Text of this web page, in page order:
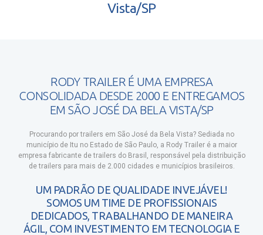
Vista/SP
RODY TRAILER É UMA EMPRESA
CONSOLIDADA DESDE 2000 E ENTREGAMOS
EM SÃO JOSÉ DA BELA VISTA/SP
Procurando por trailers em São José da Bela Vista?Sediada no
município de Itu no Estado de São Paulo, a Rody Trailer é a maior
empresa fabricante de trailers do Brasil, responsável pela distribuição
de trailers para mais de 2.000 cidades e municípios brasileiros.
UM PADRÃO DE QUALIDADE INVEJÁVEL!
SOMOS UM TIME DE PROFISSIONAIS
DEDICADOS, TRABALHANDO DE MANEIRA
ÁGIL, COM INVESTIMENTO EM TECNOLOGIA E